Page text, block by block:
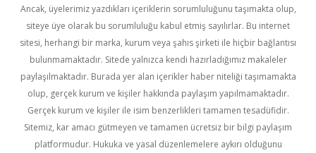
Ancak, üyelerimiz yazdıkları içeriklerin sorumluluğunu taşımakta olup,
siteye üye olarak bu sorumluluğu kabul etmiş sayılırlar. Bu internet
sitesi, herhangi bir marka, kurum veya şahıs şirketi ile hiçbir bağlantısı
bulunmamaktadır. Sitede yalnızca kendi hazırladığımız makaleler
paylaşılmaktadır. Burada yer alan içerikler haber niteliği taşımamakta
olup, gerçek kurum ve kişiler hakkında paylaşım yapılmamaktadır.
Gerçek kurum ve kişiler ile isim benzerlikleri tamamen tesadüfidir.
Sitemiz, kar amacı gütmeyen ve tamamen ücretsiz bir bilgi paylaşım
platformudur. Hukuka ve yasal düzenlemelere aykırı olduğunu